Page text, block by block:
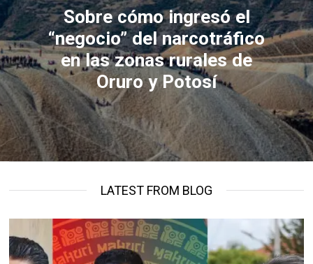
Sobre cómo ingresó el
“negocio” del narcotráfico
en las zonas rurales de
Oruro y Potosí
LATEST FROM BLOG